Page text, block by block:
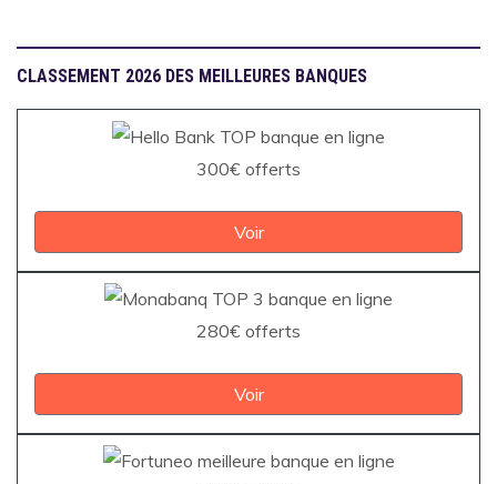
CLASSEMENT 2026 DES MEILLEURES BANQUES
300€ offerts
Voir
280€ offerts
Voir